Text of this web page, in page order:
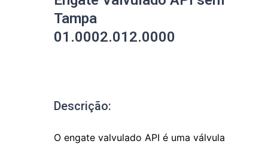
Tampa
01.0002.012.0000
Descrição:
O engate valvulado API é uma válvula